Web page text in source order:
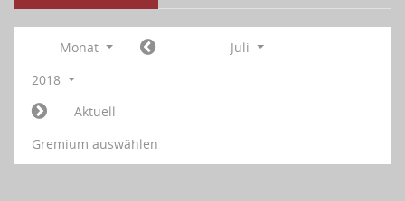
Monat
Juli
2018
Aktuell
Gremium auswählen